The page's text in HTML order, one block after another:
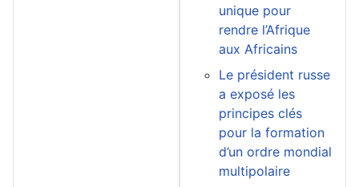
unique pour
rendre l’Afrique
aux Africains
Le président russe
a exposé les
principes clés
pour la formation
d’un ordre mondial
multipolaire